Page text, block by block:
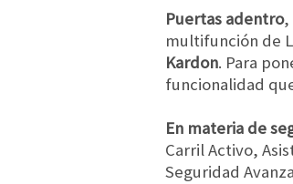
Puertas adentro,
multifunción de
Kardon. Para
funcionalidad
En materia de
Carril Activo,
Seguridad